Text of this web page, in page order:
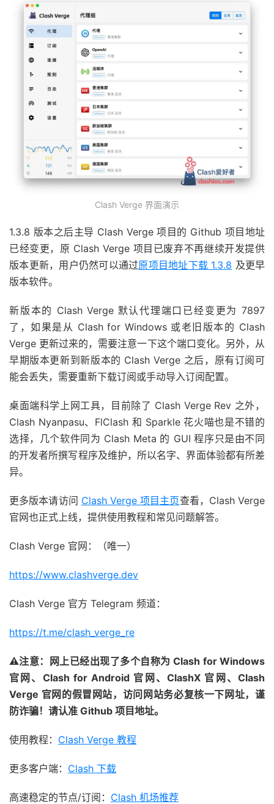
Clash Verge 界面演示
1.3.8 版本之后主导 Clash Verge 项目的 Github 项目地址
已经变更，原 Clash Verge 项目已废弃不再继续开发提供
版本更新，用户仍然可以通过原项目地址下载 1.3.8 及更早
版本软件。
新版本的 Clash Verge 默认代理端口已经变更为 7897
了，如果是从 Clash for Windows 或老旧版本的 Clash
Verge 更新过来的，需要注意一下这个端口变化。另外，从
早期版本更新到新版本的 Clash Verge 之后，原有订阅可
能会丢失，需要重新下载订阅或手动导入订阅配置。
桌面端科学上网工具，目前除了 Clash Verge Rev 之外，
Clash Nyanpasu、FlClash 和 Sparkle 花火喵也是不错的
选择，几个软件同为 Clash Meta 的 GUI 程序只是由不同
的开发者所撰写程序及维护，所以名字、界面体验都有所差
异。
更多版本请访问 Clash Verge 项目主页查看，Clash Verge
官网也正式上线，提供使用教程和常见问题解答。
Clash Verge 官网：（唯一）
https://www.clashverge.dev
Clash Verge 官方 Telegram 频道：
https://t.me/clash_verge_re
⚠注意：网上已经出现了多个自称为 Clash for Windows
官网、Clash for Android 官网、ClashX 官网、Clash
Verge 官网的假冒网站，访问网站务必复核一下网址，谨
防诈骗！请认准 Github 项目地址。
使用教程： Clash Verge 教程
更多客户端： Clash 下载
高速稳定的节点/订阅： Clash 机场推荐